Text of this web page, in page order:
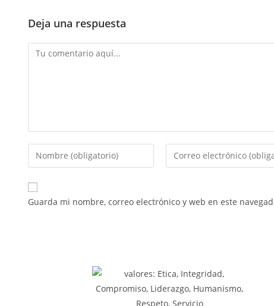
Deja una respuesta
Guarda mi nombre, correo electrónico y web en este